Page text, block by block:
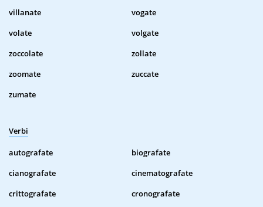
villanate
vogate
volate
volgate
zoccolate
zollate
zoomate
zuccate
zumate
Verbi
autografate
biografate
cianografate
cinematografate
crittografate
cronografate